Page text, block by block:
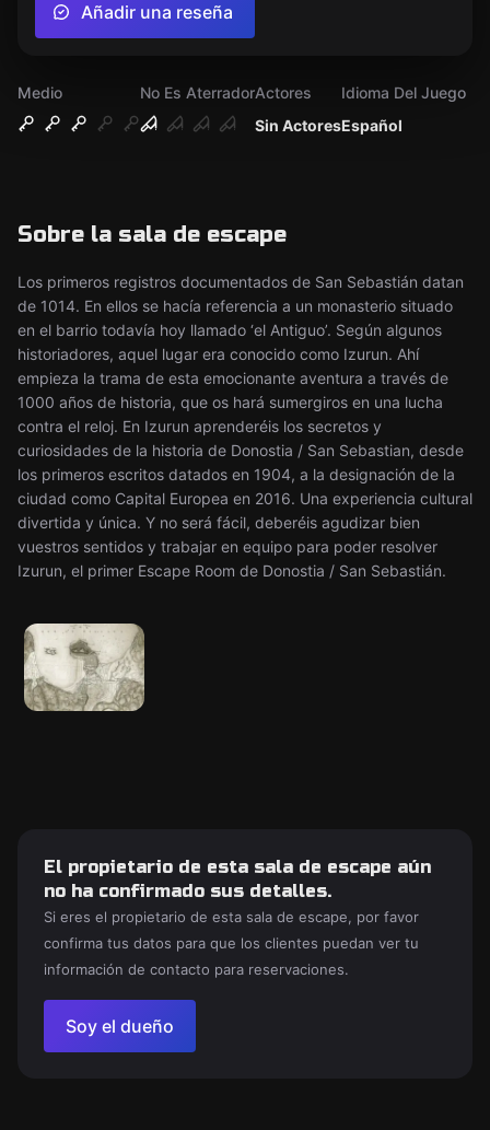
Medio
No Es Aterrador
Sin Actores
Actores
Español
Idioma Del Juego
Sobre la sala de escape
Los primeros registros documentados de San Sebastián datan
de 1014. En ellos se hacía referencia a un monasterio situado
en el barrio todavía hoy llamado ‘el Antiguo’. Según algunos
historiadores, aquel lugar era conocido como Izurun. Ahí
empieza la trama de esta emocionante aventura a través de
1000 años de historia, que os hará sumergiros en una lucha
contra el reloj. En Izurun aprenderéis los secretos y
curiosidades de la historia de Donostia / San Sebastian, desde
los primeros escritos datados en 1904, a la designación de la
ciudad como Capital Europea en 2016. Una experiencia cultural
divertida y única. Y no será fácil, deberéis agudizar bien
vuestros sentidos y trabajar en equipo para poder resolver
Izurun, el primer Escape Room de Donostia / San Sebastián.
Añadir una reseña
El propietario de esta sala de escape aún
no ha confirmado sus detalles.
Si eres el propietario de esta sala de escape, por favor
confirma tus datos para que los clientes puedan ver tu
información de contacto para reservaciones.
Soy el dueño